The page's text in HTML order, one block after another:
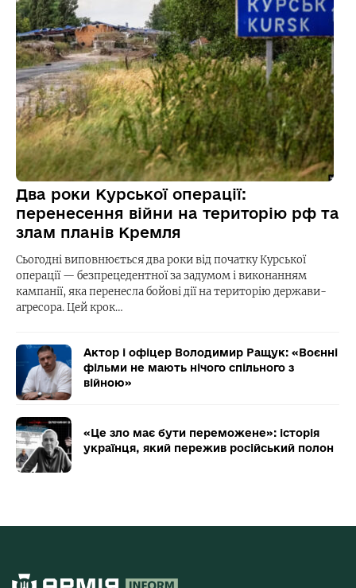
Два роки Курської операції:
перенесення війни на територію рф та
злам планів Кремля
Сьогодні виповнюється два роки від початку Курської
операції — безпрецедентної за задумом і виконанням
кампанії, яка перенесла бойові дії на територію держави-
агресора. Цей крок…
Актор і офіцер Володимир Ращук: «Воєнні
фільми не мають нічого спільного з
війною»
«Це зло має бути переможене»: історія
українця, який пережив російський полон